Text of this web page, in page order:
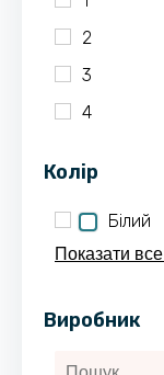
2
3
4
Колір
Білий
Показати все
Виробник